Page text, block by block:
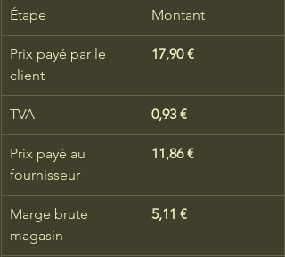
Étape Montant
Prix payé par le
client
17,90 €
TVA 0,93 €
Prix payé au
fournisseur
11,86 €
Marge brute
magasin
5,11 €